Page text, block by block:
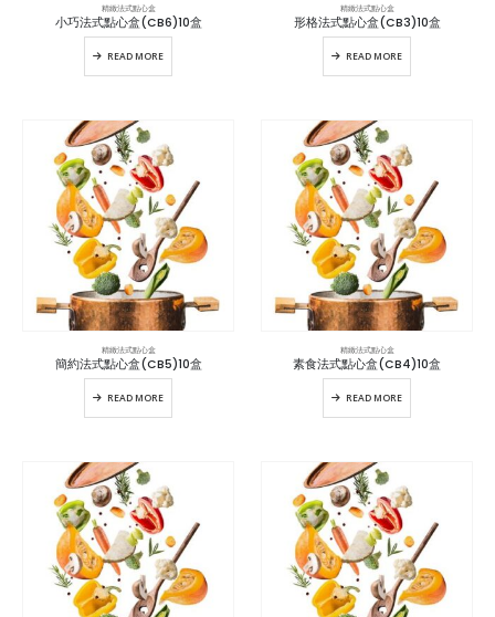
精緻法式點心盒
小巧法式點心盒(CB6)10盒
READ MORE
精緻法式點心盒
形格法式點心盒(CB3)10盒
READ MORE
精緻法式點心盒
簡約法式點心盒(CB5)10盒
READ MORE
精緻法式點心盒
素食法式點心盒(CB4)10盒
READ MORE